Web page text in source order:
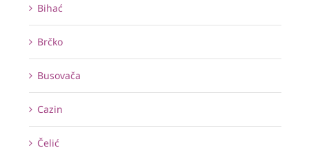
Bihać
Brčko
Busovača
Cazin
Čelić